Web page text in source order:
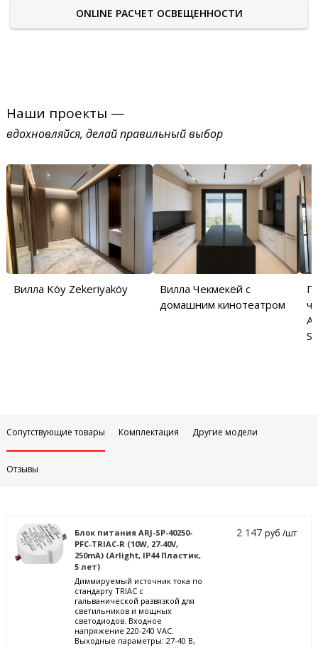
ONLINE РАСЧЕТ ОСВЕЩЕННОСТИ
Наши проекты —
вдохновляйся, делай правильный выбор
Вилла Köy Zekeriyaköy
Вилла Чекмекёй с
домашним кинотеатром
Сопутствующие товары Комплектация Другие модели
Отзывы
Блок питания ARJ-SP-40250-
PFC-TRIAC-R (10W, 27-40V,
250mA) (Arlight, IP44 Пластик,
5 лет)
Диммируемый источник тока по
стандарту TRIAC с
гальванической развязкой для
светильников и мощных
светодиодов. Входное
напряжение 220-240 VAC.
Выходные параметры: 27-40 В,
2 147руб /шт